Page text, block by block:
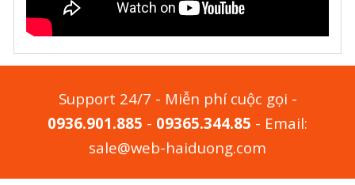
Support 24/7 - Miễn phí cuộc gọi -
0936.901.885 - 09365.344.85 - Email:
sale@web-haiduong.com